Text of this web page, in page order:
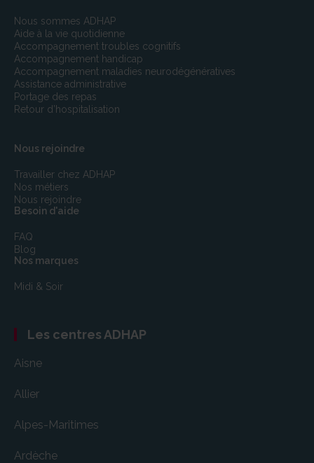
Nous sommes ADHAP
Aide à la vie quotidienne
Accompagnement troubles cognitifs
Accompagnement handicap
Accompagnement maladies neurodégénératives
Assistance administrative
Portage des repas
Retour d’hospitalisation
Nous rejoindre
Travailler chez ADHAP
Nos métiers
Nous rejoindre
Besoin d'aide
FAQ
Blog
Nos marques
Midi & Soir
Les centres ADHAP
Aisne
Allier
Alpes-Maritimes
Ardèche